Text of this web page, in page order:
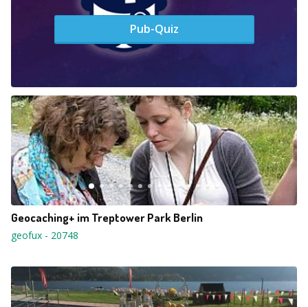
Pub-Quiz
Geocaching+ im Treptower Park Berlin
geofux - 20748